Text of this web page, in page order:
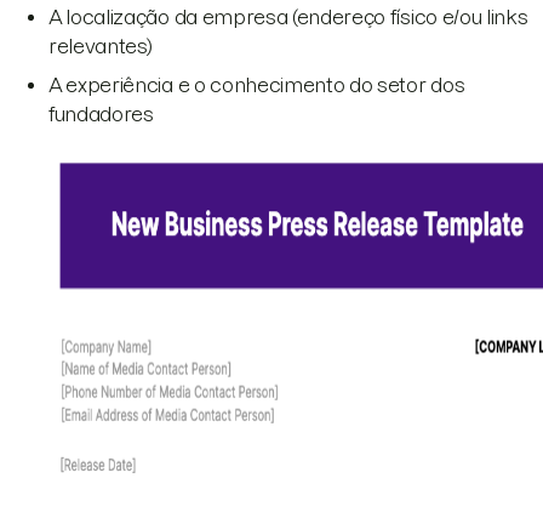
A localização da empresa (endereço físico e/ou links
relevantes)
A experiência e o conhecimento do setor dos
fundadores